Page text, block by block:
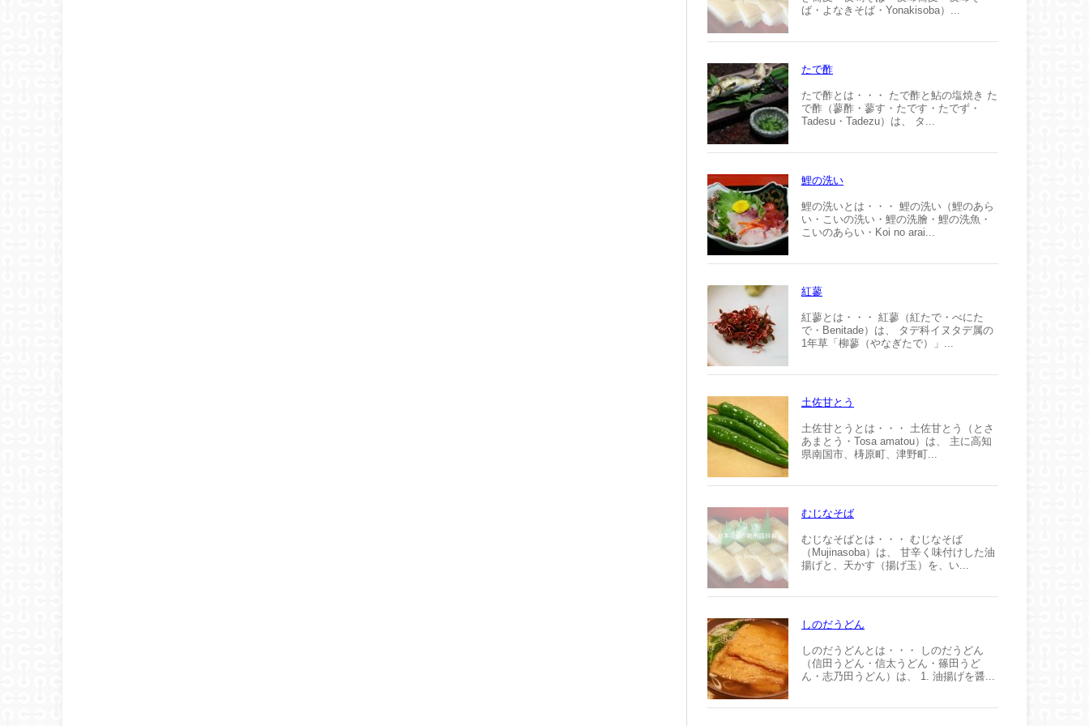
ば・よなきそば・Yonakisoba）...
たで酢
たで酢とは・・・ たで酢と鮎の塩焼き た
で酢（蓼酢・蓼す・たです・たでず・
Tadesu・Tadezu）は、 タ...
鯉の洗い
鯉の洗いとは・・・ 鯉の洗い（鯉のあら
い・こいの洗い・鯉の洗膾・鯉の洗魚・
こいのあらい・Koi no arai...
紅蓼
紅蓼とは・・・ 紅蓼（紅たで・べにた
で・Benitade）は、 タデ科イヌタデ属の
1年草「柳蓼（やなぎたで）」...
土佐甘とう
土佐甘とうとは・・・ 土佐甘とう（とさ
あまとう・Tosa amatou）は、 主に高知
県南国市、梼原町、津野町...
むじなそば
むじなそばとは・・・ むじなそば
（Mujinasoba）は、 甘辛く味付けした油
揚げと、天かす（揚げ玉）を、い...
しのだうどん
しのだうどんとは・・・ しのだうどん
（信田うどん・信太うどん・篠田うど
ん・志乃田うどん）は、 1. 油揚げを醤...